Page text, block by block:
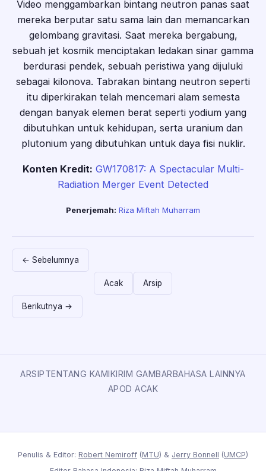
Video menggambarkan bintang neutron panas saat
mereka berputar satu sama lain dan memancarkan
gelombang gravitasi. Saat mereka bergabung,
sebuah jet kosmik menciptakan ledakan sinar gamma
berdurasi pendek, sebuah peristiwa yang dijuluki
sebagai kilonova. Tabrakan bintang neutron seperti
itu diperkirakan telah mencemari alam semesta
dengan banyak elemen berat seperti yodium yang
dibutuhkan untuk kehidupan, serta uranium dan
plutonium yang dibutuhkan untuk daya fisi nuklir.
Konten Kredit: GW170817: A Spectacular Multi-
Radiation Merger Event Detected
Penerjemah: Riza Miftah Muharram
← Sebelumnya
Acak Arsip
Berikutnya →
ARSIPTENTANG KAMIKIRIM GAMBARBAHASA LAINNYA
APOD ACAK
Penulis & Editor: Robert Nemiroff (MTU) & Jerry Bonnell (UMCP)